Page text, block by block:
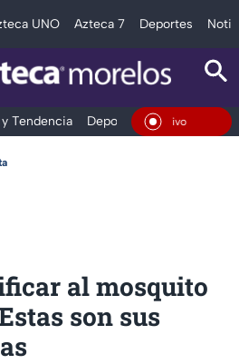
UNO Azteca 7 Deportes
Tendencia Deportes Espectáculos
En Vivo
al mosquito
son sus